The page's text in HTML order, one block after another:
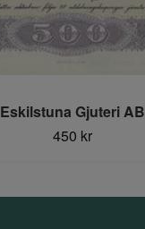
Eskilstuna Gjuteri AB
450 kr